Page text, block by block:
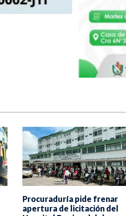
Procuraduría pide frenar
apertura de licitación del